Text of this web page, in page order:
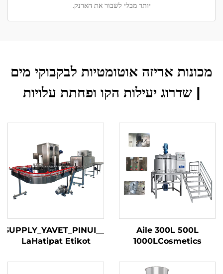
יותר מבלי לשבור את הארנק.
מכונות אריזה אוטומטיות לבקבוקי מים
| שדרוג יעילות הקו ופחתת עלויות
Aile 300L 500L
1000LCosmetics
Machine Shampoo
_SUPPLY_YAVET_PINUI_
LaHatipat Etikot
Ovhan Etikot Shelif